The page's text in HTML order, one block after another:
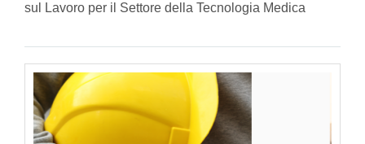
sul Lavoro per il Settore della Tecnologia Medica